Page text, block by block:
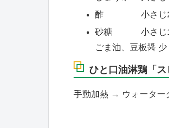
酢 小さじ
砂糖 小さじ
ごま油、豆板醤 少
ひと口油淋鶏「
手動加熱 → ウォータ